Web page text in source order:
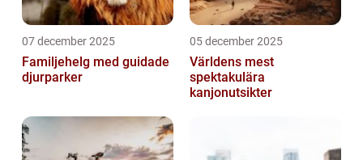
07 december 2025
Familjehelg med guidade
djurparker
05 december 2025
Världens mest
spektakulära
kanjonutsikter